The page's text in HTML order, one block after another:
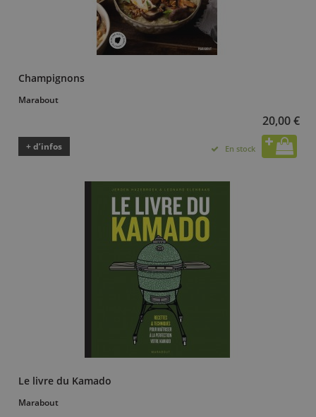
Champignons
Marabout
20,00 €
+ d’infos En stock
Le livre du Kamado
Marabout